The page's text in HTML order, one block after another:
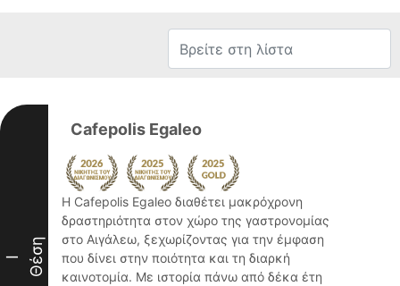
I Θέση
Cafepolis Egaleo
Η Cafepolis Egaleo διαθέτει μακρόχρονη
δραστηριότητα στον χώρο της γαστρονομίας
στο Αιγάλεω, ξεχωρίζοντας για την έμφαση
που δίνει στην ποιότητα και τη διαρκή
καινοτομία. Με ιστορία πάνω από δέκα έτη